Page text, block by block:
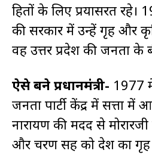
हितों के लिए प्रयासरत रहे।
की सरकार में उन्हें गृह और
वह उत्तर प्रदेश की जनता के
ऐसे बने प्रधानमंत्री- 1977
जनता पार्टी केंद्र में सत्ता में
नारायण की मदद से मोरारजी
और चरण सिंह को देश का गृह